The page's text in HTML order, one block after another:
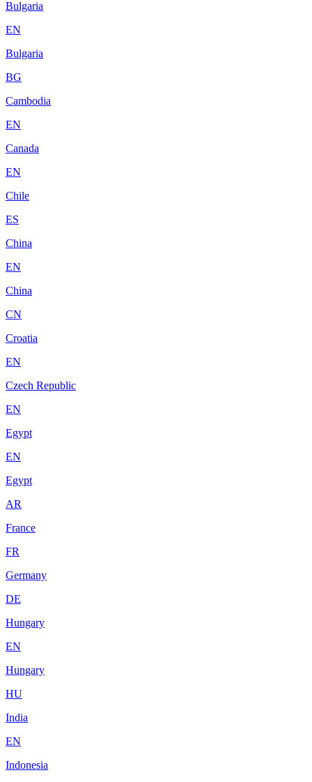
Bulgaria
EN
Bulgaria
BG
Cambodia
EN
Canada
EN
Chile
ES
China
EN
China
CN
Croatia
EN
Czech Republic
EN
Egypt
EN
Egypt
AR
France
FR
Germany
DE
Hungary
EN
Hungary
HU
India
EN
Indonesia